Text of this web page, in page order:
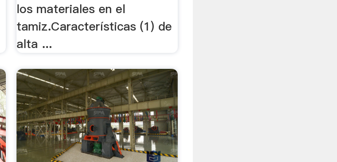
los materiales en el
tamiz.Características (1) de
alta ...